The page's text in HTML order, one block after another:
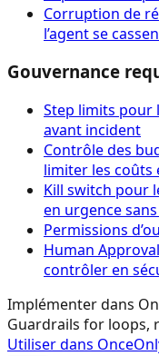
Corruption de
l’agent se
Gouvernance
Step limits pour
avant incident
Contrôle des
limiter les coûts
Kill switch pour
en urgence
Permissions
Human
contrôler en
Implémenter dans
Guardrails for loops,
Utiliser dans